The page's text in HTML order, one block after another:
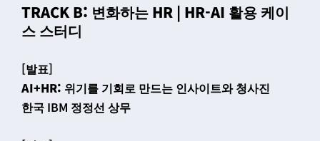
TRACK B: 변화하는 HR | HR-AI 활용 케이
스 스터디
[발표]
AI+HR: 위기를 기회로 만드는 인사이트와 청사진
한국 IBM 정정선 상무